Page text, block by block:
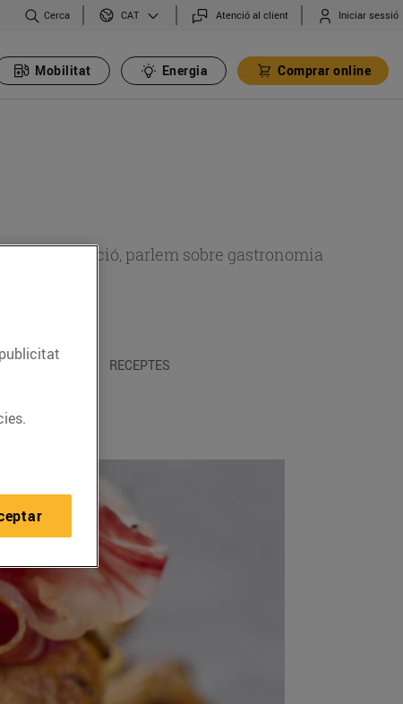
Cerca CAT Atenció al client Iniciar sessió
Mobilitat Energia Comprar online
alimentació, parlem sobre gastronomia
I TRADICIONS RECEPTES